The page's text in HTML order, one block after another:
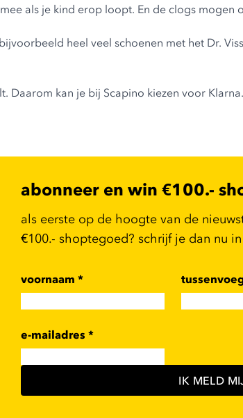
als je kind erop loopt. En de clogs mogen
heel veel schoenen met het Dr.
kan je bij Scapino kiezen voor
abonneer en win €100.-
als eerste op de hoogte van de
€100.- shoptegoed? schrijf je dan nu
voornaam *
e-mailadres *
IK MELD